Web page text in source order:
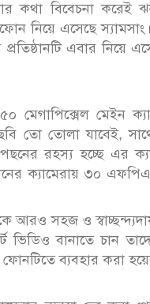
কথা বিবেচনা করেই
নিয়ে এসেছে
এবার নিয়ে
৫০ মেগাপিক্সেল
তো তোলা যাবেই,
পেছনের রহস্য হচ্ছে এর
ক্যামেরায় ৩০
আরও সহজ ও
ভিডিও বানাতে চান
ব্যবহার করা